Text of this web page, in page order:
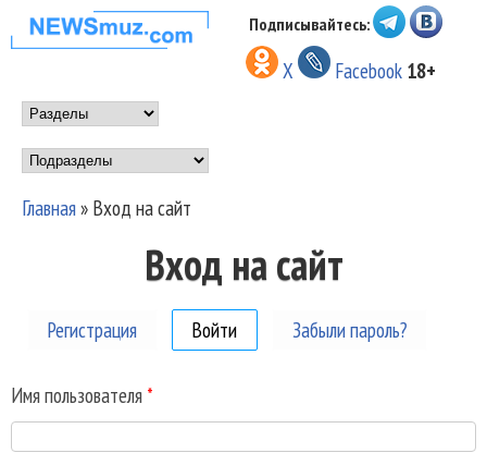
Перейти к основному
содержанию
НОВОСТИ
МУЗЫКИ И
ШОУ БИЗНЕСА
NEWSMUZ.COM
Подписывайтесь:
X Facebook 18+
Main menu
Подразделы
Вы здесь
Главная» Вход на сайт
Вход на сайт
Регистрация Войти (активная вкладка)
Забыли пароль?
Имя пользователя *